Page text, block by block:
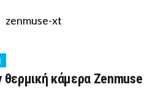
ΑΝΑΚΟΊΝΩΣΕ
θερμική κάμερα Zenmuse